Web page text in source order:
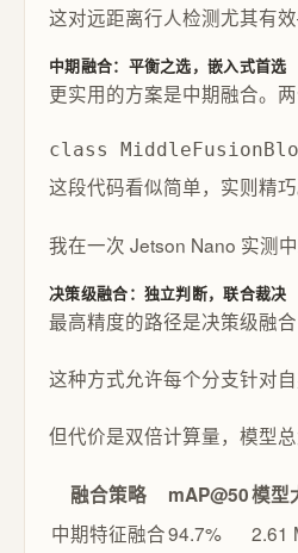
这对远距离行人检测尤其有
中期融合：平衡之选，嵌入式首选
更实用的方案是中期融合。
class
这段代码看似简单，实则精
我在一次 Jetson Nano 实测
决策级融合：独立判断，联合裁决
最高精度的路径是决策级融
这种方式允许每个分支针对
但代价是双倍计算量，模型
融合策略 mAP@50模型
中期特征融合94.7% 2.61